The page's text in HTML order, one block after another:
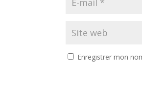
Enregistrer mon